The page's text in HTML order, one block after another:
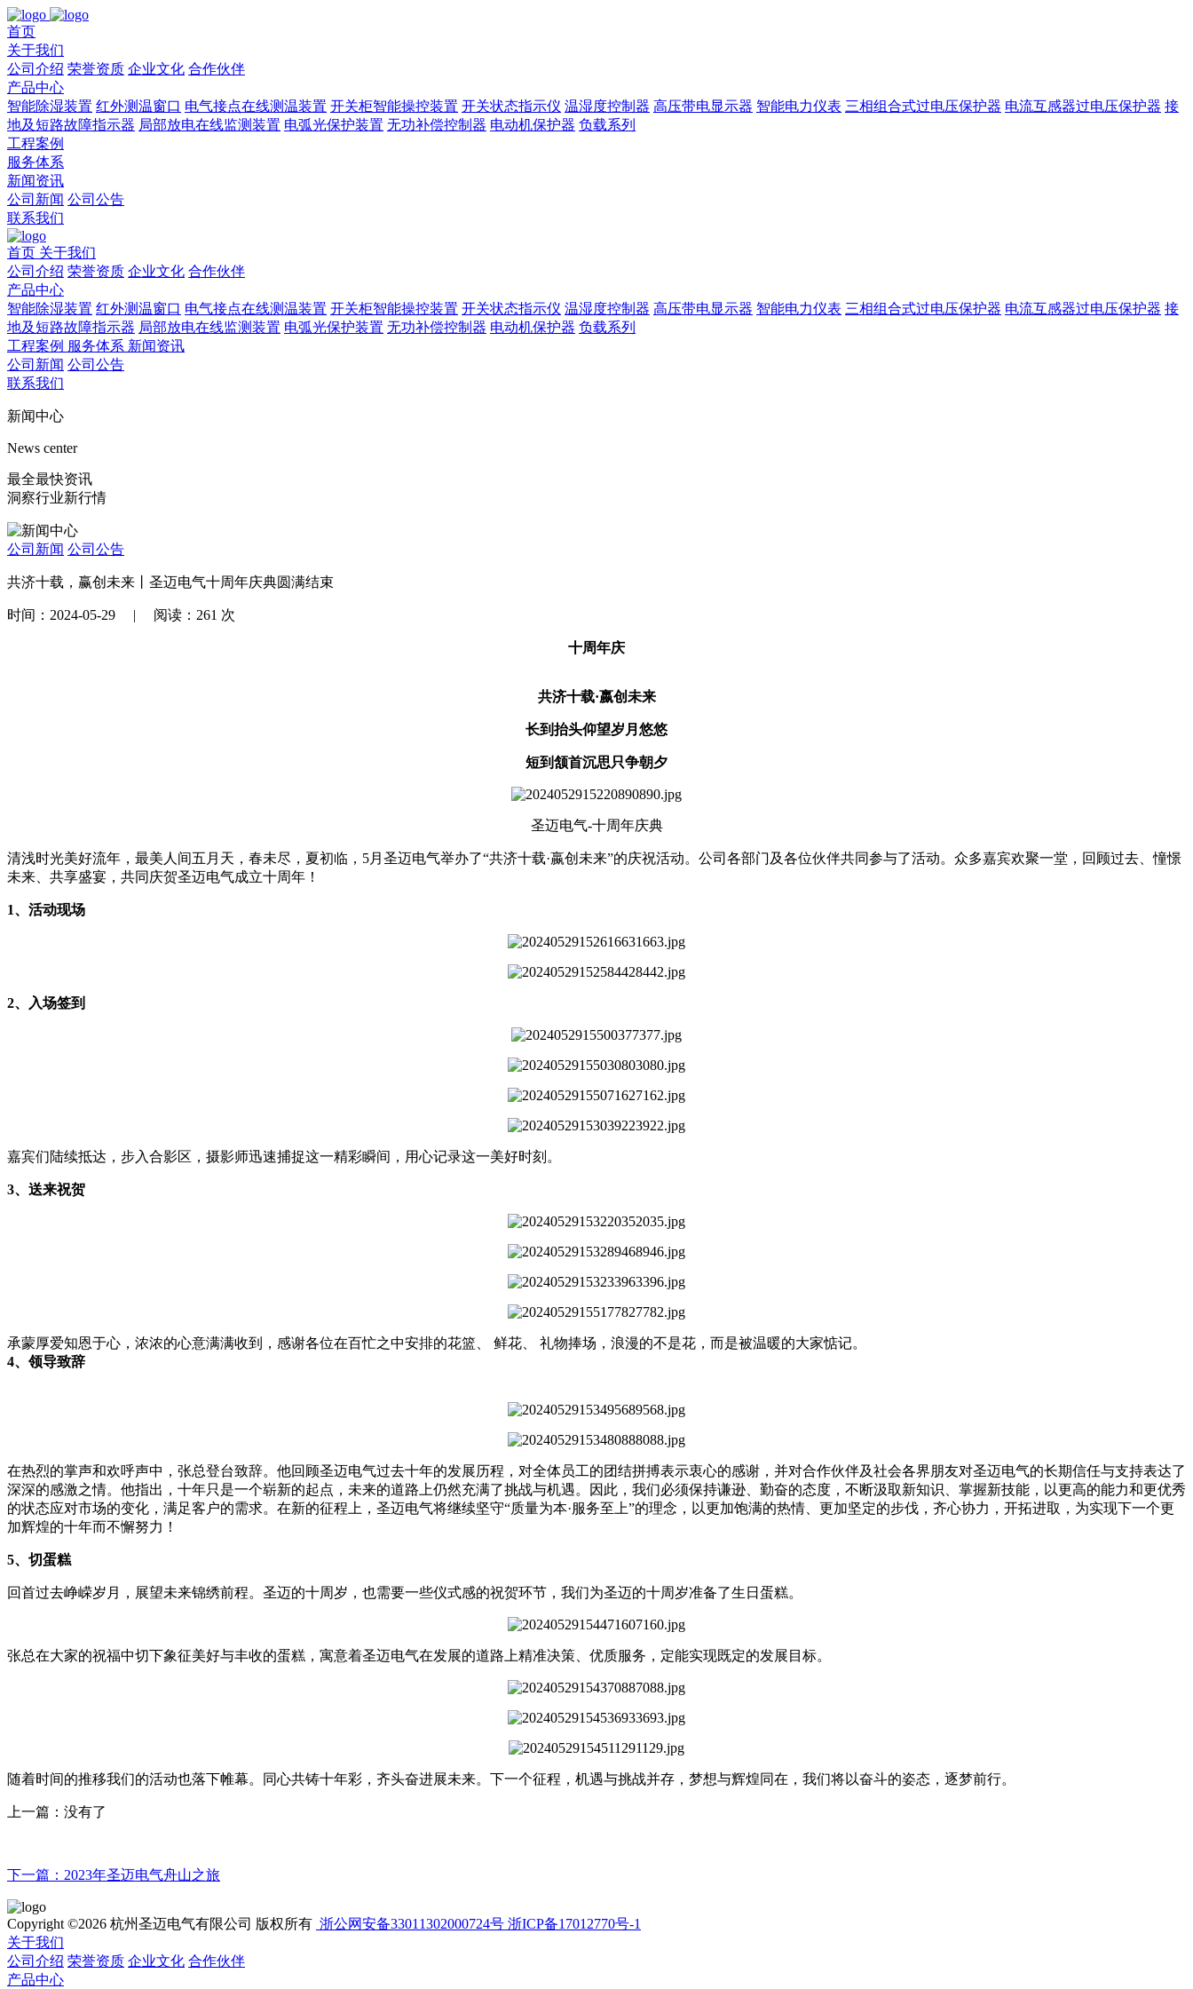
首页
关于我们
公司介绍 荣誉资质 企业文化 合作伙伴
产品中心
智能除湿装置 红外测温窗口 电气接点在线测温装置 开关柜智能操控装置 开关状态指示仪 温湿度控制器 高压带电显示器 智能电力仪表 三相组合式过电压保护器 电流互感器过电压保护器 接
地及短路故障指示器 局部放电在线监测装置 电弧光保护装置 无功补偿控制器 电动机保护器 负载系列
工程案例
服务体系
新闻资讯
公司新闻 公司公告
联系我们
首页 关于我们
公司介绍 荣誉资质 企业文化 合作伙伴
产品中心
智能除湿装置 红外测温窗口 电气接点在线测温装置 开关柜智能操控装置 开关状态指示仪 温湿度控制器 高压带电显示器 智能电力仪表 三相组合式过电压保护器 电流互感器过电压保护器 接
地及短路故障指示器 局部放电在线监测装置 电弧光保护装置 无功补偿控制器 电动机保护器 负载系列
工程案例 服务体系 新闻资讯
公司新闻 公司公告
联系我们
新闻中心
News center
最全最快资讯
洞察行业新行情
公司新闻 公司公告
共济十载，赢创未来丨圣迈电气十周年庆典圆满结束
时间：2024-05-29 | 阅读：261 次
十周年庆
共济十载·嬴创未来
长到抬头仰望岁月悠悠
短到颔首沉思只争朝夕
圣迈电气-十周年庆典
清浅时光美好流年，最美人间五月天，春未尽，夏初临，5月圣迈电气举办了“共济十载·嬴创未来”的庆祝活动。公司各部门及各位伙伴共同参与了活动。众多嘉宾欢聚一堂，回顾过去、憧憬
未来、共享盛宴，共同庆贺圣迈电气成立十周年！
1、活动现场
2、入场签到
嘉宾们陆续抵达，步入合影区，摄影师迅速捕捉这一精彩瞬间，用心记录这一美好时刻。
3、送来祝贺
承蒙厚爱知恩于心，浓浓的心意满满收到，感谢各位在百忙之中安排的花篮、 鲜花、 礼物捧场，浪漫的不是花，而是被温暖的大家惦记。
4、领导致辞
在热烈的掌声和欢呼声中，张总登台致辞。他回顾圣迈电气过去十年的发展历程，对全体员工的团结拼搏表示衷心的感谢，并对合作伙伴及社会各界朋友对圣迈电气的长期信任与支持表达了
深深的感激之情。他指出，十年只是一个崭新的起点，未来的道路上仍然充满了挑战与机遇。因此，我们必须保持谦逊、勤奋的态度，不断汲取新知识、掌握新技能，以更高的能力和更优秀
的状态应对市场的变化，满足客户的需求。在新的征程上，圣迈电气将继续坚守“质量为本·服务至上”的理念，以更加饱满的热情、更加坚定的步伐，齐心协力，开拓进取，为实现下一个更
加辉煌的十年而不懈努力！
5、切蛋糕
回首过去峥嵘岁月，展望未来锦绣前程。圣迈的十周岁，也需要一些仪式感的祝贺环节，我们为圣迈的十周岁准备了生日蛋糕。
张总在大家的祝福中切下象征美好与丰收的蛋糕，寓意着圣迈电气在发展的道路上精准决策、优质服务，定能实现既定的发展目标。
随着时间的推移我们的活动也落下帷幕。同心共铸十年彩，齐头奋进展未来。下一个征程，机遇与挑战并存，梦想与辉煌同在，我们将以奋斗的姿态，逐梦前行。
上一篇： 没有了
下一篇： 2023年圣迈电气舟山之旅
Copyright ©2026 杭州圣迈电气有限公司 版权所有 浙公网安备33011302000724号 浙ICP备17012770号-1
关于我们
公司介绍 荣誉资质 企业文化 合作伙伴
产品中心